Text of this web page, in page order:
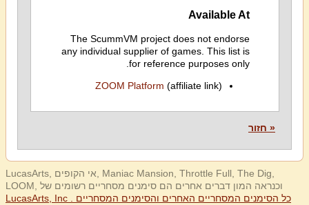
Available At
The ScummVM project does not endorse
any individual supplier of games. This list is
for reference purposes only.
ZOOM Platform (affiliate link)
« חזור
LucasArts, אי הקופים, Maniac Mansion, Throttle Full, The Dig,
LOOM, וכנראה המון דברים אחרים הם סימנים מסחריים רשומים של
LucasArts, Inc . כל הסימנים המסחריים האחרים והסימנים המסחריים